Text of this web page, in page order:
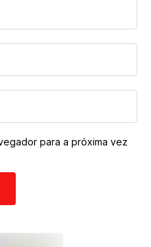
para a próxima vez